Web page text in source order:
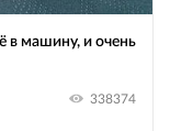
в машину, и очень
338374